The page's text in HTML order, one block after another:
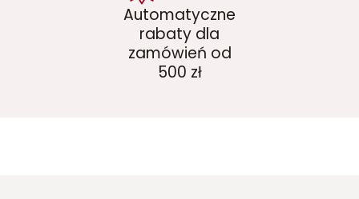
Automatyczne
rabaty dla
zamówień od
500 zł